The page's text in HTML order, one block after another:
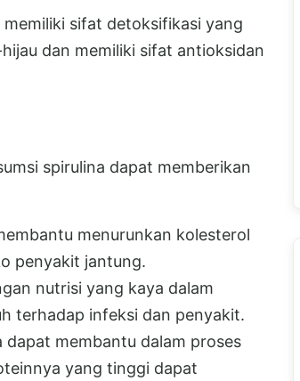
sifat detoksifikasi yang
dan memiliki sifat antioksidan
spirulina dapat memberikan
menurunkan kolesterol
penyakit jantung.
nutrisi yang kaya dalam
terhadap infeksi dan penyakit.
dapat membantu dalam proses
yang tinggi dapat